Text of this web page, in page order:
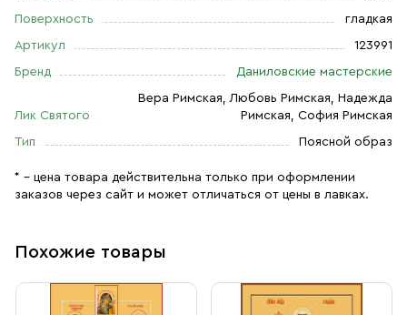
Поверхность гладкая
Артикул 123991
Бренд Даниловские мастерские
Лик Святого
Вера Римская, Любовь Римская, Надежда
Римская, София Римская
Тип Поясной образ
* – цена товара действительна только при оформлении
заказов через сайт и может отличаться от цены в лавках.
Похожие товары